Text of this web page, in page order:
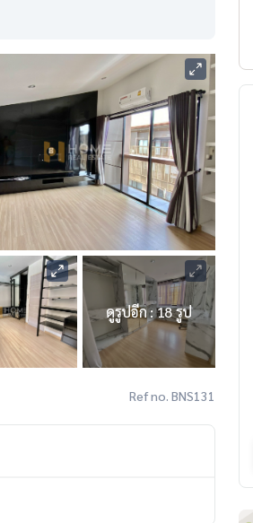
ดูรูปอีก : 18 รูป
Ref no. BNS131